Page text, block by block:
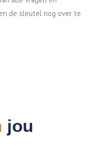
de sleutel nog over te
jou